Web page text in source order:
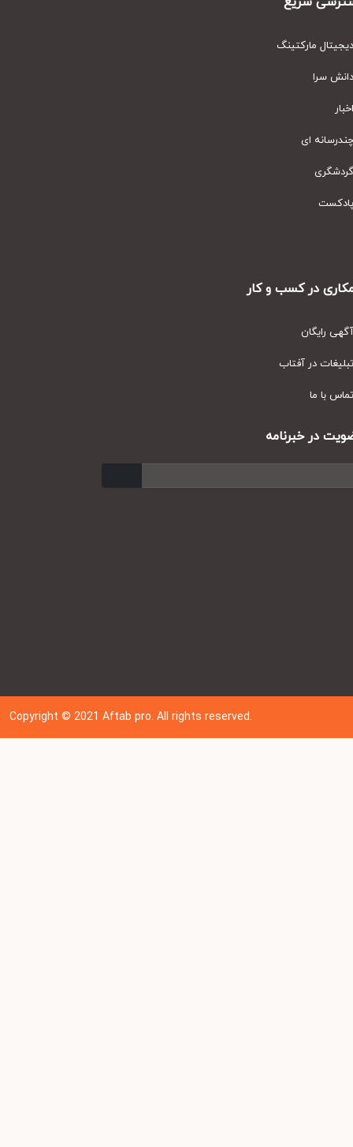
مارکتینگ
سرا
ای
در کسب و کار
رایگان
در آفتاب
با ما
در خبرنامه
Copyright © 202 1Aftab pro. All rights reserved.